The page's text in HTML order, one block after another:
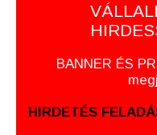
BANNER ÉS
HIRDETÉS